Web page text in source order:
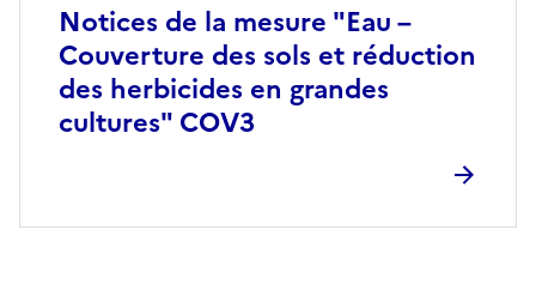
Notices de la mesure "Eau –
Couverture des sols et réduction
des herbicides en grandes
cultures" COV3